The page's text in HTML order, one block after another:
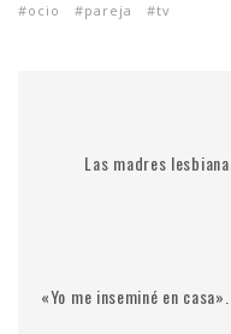
ocio
pareja tv
Las madres
«Yo me inseminé en